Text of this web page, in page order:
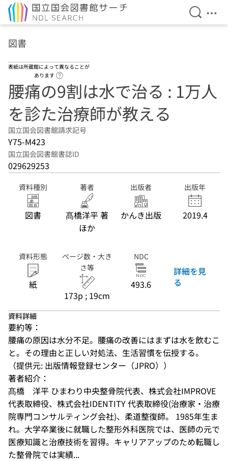
検索を
メ
図書
表紙は所蔵館によって異なることが
あります
腰痛の9割は水で治る : 1万人
を診た治療師が教える
国立国会図書館請求記号
Y75-M423
国立国会図書館書誌ID
029629253
資料種別
図書
著者
髙橋洋平 著
ほか
出版者
かんき出版
出版年
2019.4
資料形態
紙
ページ数・大き
さ等
173p ; 19cm
NDC
493.6
詳細を見
る
資料詳細
要約等：
腰痛の原因は水分不足。腰痛の改善にはまずは水を飲むこ
と。その理由と正しい対処法、生活習慣を伝授する。
（提供元: 出版情報登録センター（JPRO））
著者紹介：
髙橋　洋平 ひまわり中央整骨院代表、株式会社IMPROVE
代表取締役、株式会社IDENTITY 代表取締役(治療家・治療
院専門コンサルティング会社)、柔道整復師。 1985年生ま
れ。大学卒業後に就職した整形外科医院では、医師の元で
医療知識と治療技術を習得。キャリアアップのため転職し
た整骨院では実績...